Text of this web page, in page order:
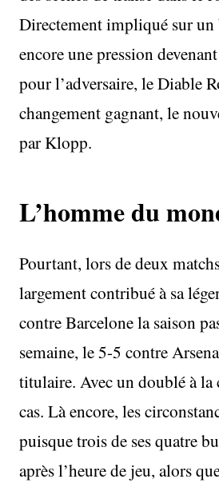
Directement impliqué sur un
encore une pression
pour l’adversaire, le Diable
changement gagnant, le
par Klopp.
L’homme du
Pourtant, lors de deux
largement contribué à sa
contre Barcelone la saison
semaine, le 5-5 contre
titulaire. Avec un doublé à la
cas. Là encore, les
puisque trois de ses quatre
après l’heure de jeu, alors